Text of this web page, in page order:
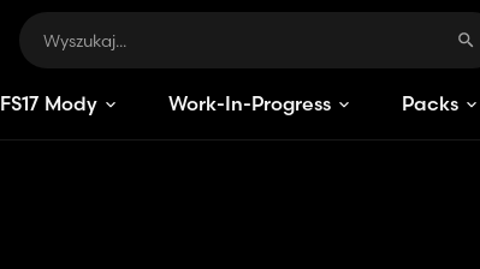
FS17 Mody Work-In-Progress Packs